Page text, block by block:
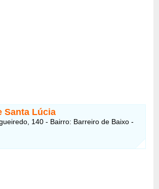
Santa Lúcia
140 - Bairro: Barreiro de Baixo -